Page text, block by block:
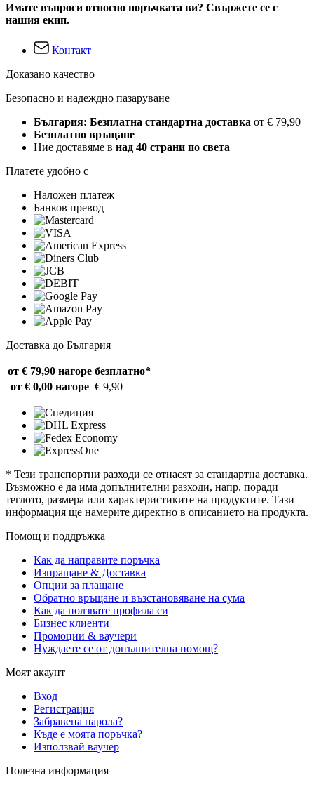
Имате въпроси относно поръчката ви? Свържете се с
нашия екип.
Контакт
Доказано качество
Безопасно и надеждно пазаруване
България: Безплатна стандартна доставка от € 79,90
Безплатно връщане
Ние доставяме в над 40 страни по света
Платете удобно с
Наложен платеж
Банков превод
Доставка до България
от € 79,90 нагоре безплатно*
от € 0,00 нагоре € 9,90
* Тези транспортни разходи се отнасят за стандартна доставка.
Възможно е да има допълнителни разходи, напр. поради
теглото, размера или характеристиките на продуктите. Тази
информация ще намерите директно в описанието на продукта.
Помощ и поддръжка
Как да направите поръчка
Изпращане & Доставка
Опции за плащане
Обратно връщане и възстановяване на сума
Как да ползвате профила си
Бизнес клиенти
Промоции & ваучери
Нуждаете се от допълнителна помощ?
Моят акаунт
Вход
Регистрация
Забравена парола?
Къде е моята поръчка?
Използвай ваучер
Полезна информация